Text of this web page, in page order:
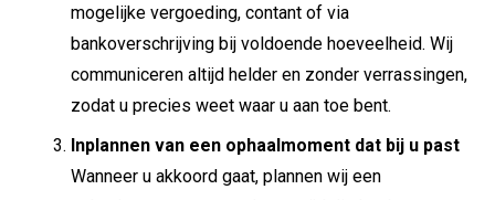
mogelijke vergoeding, contant of via
bankoverschrijving bij voldoende hoeveelheid. Wij
communiceren altijd helder en zonder verrassingen,
zodat u precies weet waar u aan toe bent.
Inplannen van een ophaalmoment dat bij u past
Wanneer u akkoord gaat, plannen wij een